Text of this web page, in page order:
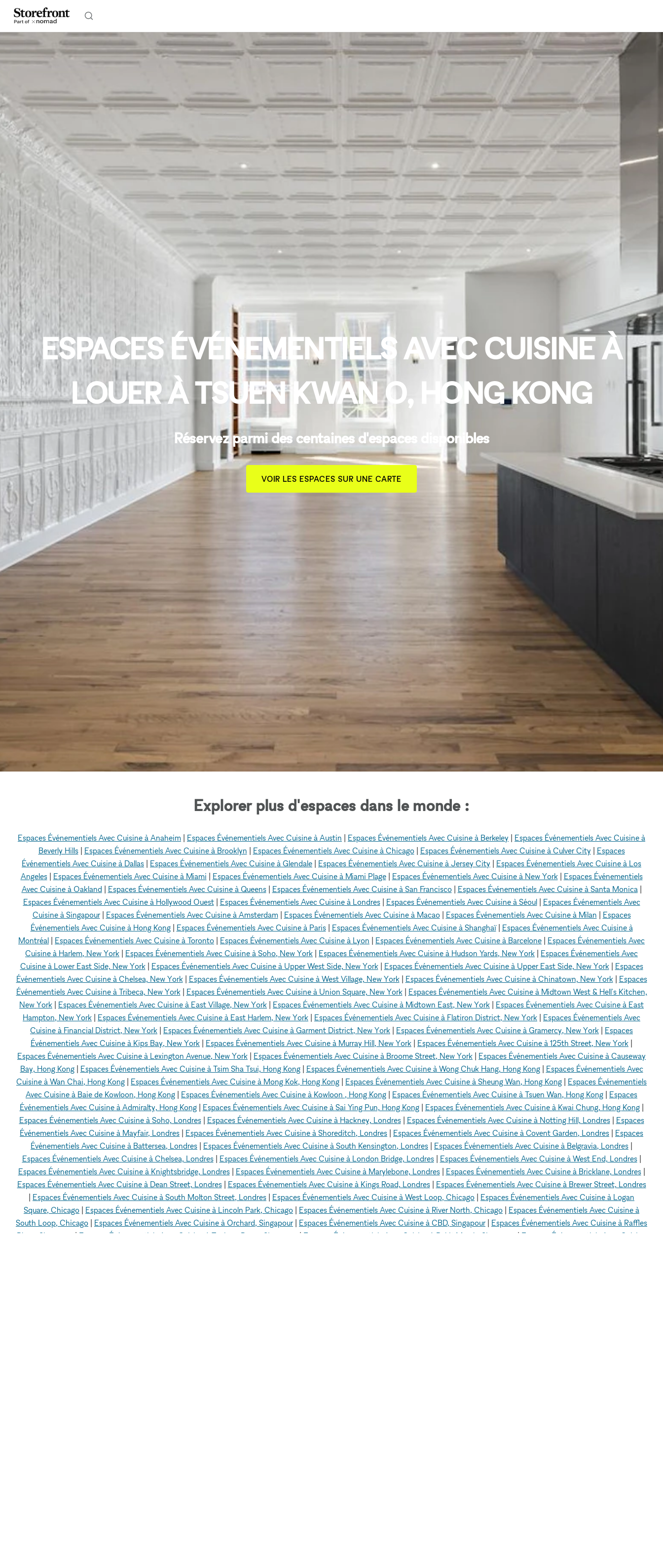
ESPACES ÉVÉNEMENTIELS AVEC CUISINE À
LOUER À TSUEN KWAN O, HONG KONG
Réservez parmi des centaines d'espaces disponibles
VOIR LES ESPACES SUR UNE CARTE
Explorer plus d'espaces dans le monde :
Espaces Événementiels Avec Cuisine à Anaheim | Espaces Événementiels Avec Cuisine à Austin | Espaces Événementiels Avec Cuisine à Berkeley | Espaces Événementiels Avec Cuisine à
Beverly Hills| Espaces Événementiels Avec Cuisine à Brooklyn | Espaces Événementiels Avec Cuisine à Chicago| Espaces Événementiels Avec Cuisine à Culver City | Espaces
Événementiels Avec Cuisine à Dallas | Espaces Événementiels Avec Cuisine à Glendale | Espaces Événementiels Avec Cuisine à Jersey City | Espaces Événementiels Avec Cuisine à Los
Angeles| Espaces Événementiels Avec Cuisine à Miami | Espaces Événementiels Avec Cuisine à Miami Plage| Espaces Événementiels Avec Cuisine à New York| Espaces Événementiels
Avec Cuisine à Oakland | Espaces Événementiels Avec Cuisine à Queens| Espaces Événementiels Avec Cuisine à San Francisco| Espaces Événementiels Avec Cuisine à Santa Monica |
Espaces Événementiels Avec Cuisine à Hollywood Ouest| Espaces Événementiels Avec Cuisine à Londres| Espaces Événementiels Avec Cuisine à Séoul| Espaces Événementiels Avec
Cuisine à Singapour| Espaces Événementiels Avec Cuisine à Amsterdam| Espaces Événementiels Avec Cuisine à Macao| Espaces Événementiels Avec Cuisine à Milan | Espaces
Événementiels Avec Cuisine à Hong Kong| Espaces Événementiels Avec Cuisine à Paris| Espaces Événementiels Avec Cuisine à Shanghaï| Espaces Événementiels Avec Cuisine à
Montréal | Espaces Événementiels Avec Cuisine à Toronto | Espaces Événementiels Avec Cuisine à Lyon | Espaces Événementiels Avec Cuisine à Barcelone | Espaces Événementiels Avec
Cuisine à Harlem, New York | Espaces Événementiels Avec Cuisine à Soho, New York | Espaces Événementiels Avec Cuisine à Hudson Yards, New York | Espaces Événementiels Avec
Cuisine à Lower East Side, New York| Espaces Événementiels Avec Cuisine à Upper West Side, New York| Espaces Événementiels Avec Cuisine à Upper East Side, New York| Espaces
Événementiels Avec Cuisine à Chelsea, New York| Espaces Événementiels Avec Cuisine à West Village, New York| Espaces Événementiels Avec Cuisine à Chinatown, New York| Espaces
Événementiels Avec Cuisine à Tribeca, New York| Espaces Événementiels Avec Cuisine à Union Square, New York| Espaces Événementiels Avec Cuisine à Midtown West & Hell's Kitchen,
New York | Espaces Événementiels Avec Cuisine à East Village, New York | Espaces Événementiels Avec Cuisine à Midtown East, New York | Espaces Événementiels Avec Cuisine à East
Hampton, New York | Espaces Événementiels Avec Cuisine à East Harlem, New York | Espaces Événementiels Avec Cuisine à Flatiron District, New York | Espaces Événementiels Avec
Cuisine à Financial District, New York | Espaces Événementiels Avec Cuisine à Garment District, New York | Espaces Événementiels Avec Cuisine à Gramercy, New York | Espaces
Événementiels Avec Cuisine à Kips Bay, New York | Espaces Événementiels Avec Cuisine à Murray Hill, New York | Espaces Événementiels Avec Cuisine à 125th Street, New York |
Espaces Événementiels Avec Cuisine à Lexington Avenue, New York | Espaces Événementiels Avec Cuisine à Broome Street, New York | Espaces Événementiels Avec Cuisine à Causeway
Bay, Hong Kong| Espaces Événementiels Avec Cuisine à Tsim Sha Tsui, Hong Kong| Espaces Événementiels Avec Cuisine à Wong Chuk Hang, Hong Kong| Espaces Événementiels Avec
Cuisine à Wan Chai, Hong Kong | Espaces Événementiels Avec Cuisine à Mong Kok, Hong Kong | Espaces Événementiels Avec Cuisine à Sheung Wan, Hong Kong | Espaces Événementiels
Avec Cuisine à Baie de Kowloon, Hong Kong | Espaces Événementiels Avec Cuisine à Kowloon , Hong Kong | Espaces Événementiels Avec Cuisine à Tsuen Wan, Hong Kong | Espaces
Événementiels Avec Cuisine à Admiralty, Hong Kong| Espaces Événementiels Avec Cuisine à Sai Ying Pun, Hong Kong| Espaces Événementiels Avec Cuisine à Kwai Chung, Hong Kong|
Espaces Événementiels Avec Cuisine à Soho, Londres| Espaces Événementiels Avec Cuisine à Hackney, Londres| Espaces Événementiels Avec Cuisine à Notting Hill, Londres| Espaces
Événementiels Avec Cuisine à Mayfair, Londres | Espaces Événementiels Avec Cuisine à Shoreditch, Londres | Espaces Événementiels Avec Cuisine à Covent Garden, Londres | Espaces
Événementiels Avec Cuisine à Battersea, Londres | Espaces Événementiels Avec Cuisine à South Kensington, Londres | Espaces Événementiels Avec Cuisine à Belgravia, Londres |
Espaces Événementiels Avec Cuisine à Chelsea, Londres| Espaces Événementiels Avec Cuisine à London Bridge, Londres| Espaces Événementiels Avec Cuisine à West End, Londres|
Espaces Événementiels Avec Cuisine à Knightsbridge, Londres| Espaces Événementiels Avec Cuisine à Marylebone, Londres| Espaces Événementiels Avec Cuisine à Bricklane, Londres|
Espaces Événementiels Avec Cuisine à Dean Street, Londres| Espaces Événementiels Avec Cuisine à Kings Road, Londres| Espaces Événementiels Avec Cuisine à Brewer Street, Londres
| Espaces Événementiels Avec Cuisine à South Molton Street, Londres | Espaces Événementiels Avec Cuisine à West Loop, Chicago | Espaces Événementiels Avec Cuisine à Logan
Square, Chicago | Espaces Événementiels Avec Cuisine à Lincoln Park, Chicago | Espaces Événementiels Avec Cuisine à River North, Chicago | Espaces Événementiels Avec Cuisine à
South Loop, Chicago | Espaces Événementiels Avec Cuisine à Orchard, Singapour | Espaces Événementiels Avec Cuisine à CBD, Singapour | Espaces Événementiels Avec Cuisine à Raffles
Place, Singapour
| Espaces Événementiels Avec Cuisine à Tanjong Pagar, Singapour | Espaces Événementiels Avec Cuisine à Bukit Merah, Singapour | Espaces Événementiels Avec Cuisine